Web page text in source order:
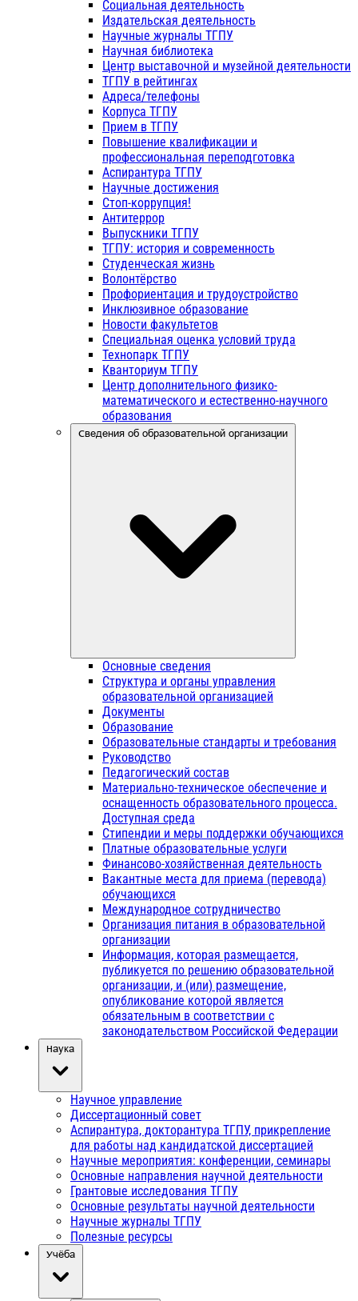
Социальная деятельность
Издательская деятельность
Научные журналы ТГПУ
Научная библиотека
Центр выставочной и музейной деятельности
ТГПУ в рейтингах
Адреса/телефоны
Корпуса ТГПУ
Прием в ТГПУ
Повышение квалификации и
профессиональная переподготовка
Аспирантура ТГПУ
Научные достижения
Стоп-коррупция!
Антитеррор
Выпускники ТГПУ
ТГПУ: история и современность
Студенческая жизнь
Волонтёрство
Профориентация и трудоустройство
Инклюзивное образование
Новости факультетов
Специальная оценка условий труда
Технопарк ТГПУ
Кванториум ТГПУ
Центр дополнительного физико-
математического и естественно-научного
образования
Сведения об образовательной организации
Основные сведения
Структура и органы управления
образовательной организацией
Документы
Образование
Образовательные стандарты и требования
Руководство
Педагогический состав
Материально-техническое обеспечение и
оснащенность образовательного процесса.
Доступная среда
Стипендии и меры поддержки обучающихся
Платные образовательные услуги
Финансово-хозяйственная деятельность
Вакантные места для приема (перевода)
обучающихся
Международное сотрудничество
Организация питания в образовательной
организации
Информация, которая размещается,
публикуется по решению образовательной
организации, и (или) размещение,
опубликование которой является
обязательным в соответствии с
законодательством Российской Федерации
Наука
Научное управление
Диссертационный совет
Аспирантура, докторантура ТГПУ, прикрепление
для работы над кандидатской диссертацией
Научные мероприятия: конференции, семинары
Основные направления научной деятельности
Грантовые исследования ТГПУ
Основные результаты научной деятельности
Научные журналы ТГПУ
Полезные ресурсы
Учёба